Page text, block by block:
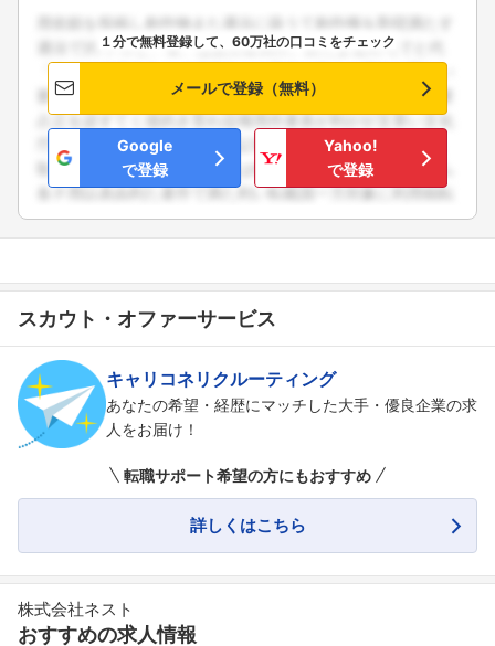
１分で無料登録して、60万社の口コミをチェック
メールで登録（無料）
Google
で登録
Yahoo!
で登録
スカウト・オファーサービス
キャリコネリクルーティング
あなたの希望・経歴にマッチした大手・優良企業の求
人をお届け！
転職サポート希望の方にもおすすめ
詳しくはこちら
株式会社ネスト
おすすめの求人情報